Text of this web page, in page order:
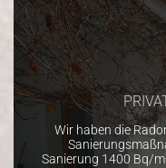
Wir haben die
Sanierung 1400 Bq/